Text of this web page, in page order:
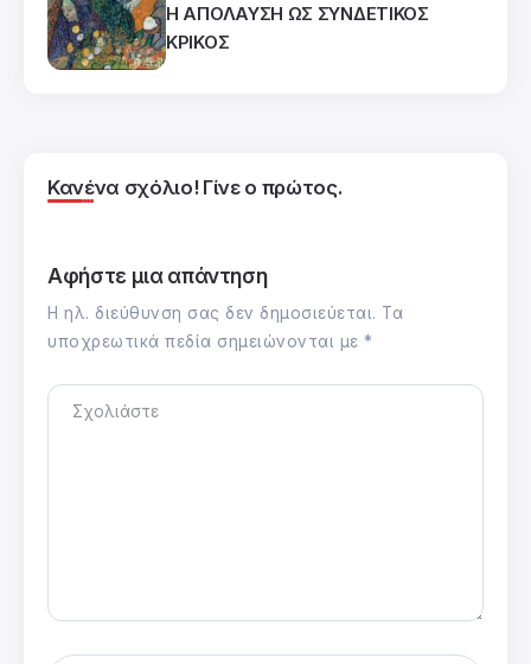
Η ΑΠΟΛΑΥΣΗ ΩΣ ΣΥΝΔΕΤΙΚΟΣ
ΚΡΙΚΟΣ
Κανένα σχόλιο! Γίνε ο πρώτος.
Αφήστε μια απάντηση
Η ηλ. διεύθυνση σας δεν δημοσιεύεται. Τα
υποχρεωτικά πεδία σημειώνονται με *